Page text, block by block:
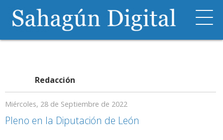
Redacción
Miércoles, 28 de Septiembre de 2022
Pleno en la Diputación de León